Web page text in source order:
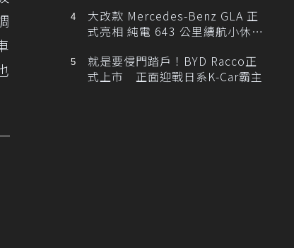
大改款 Mercedes-Benz GLA 正
式亮相 純電 643 公里續航小休
就是要侵門踏戶！BYD Racco正
式上市 正面迎戰日系K-Car霸主